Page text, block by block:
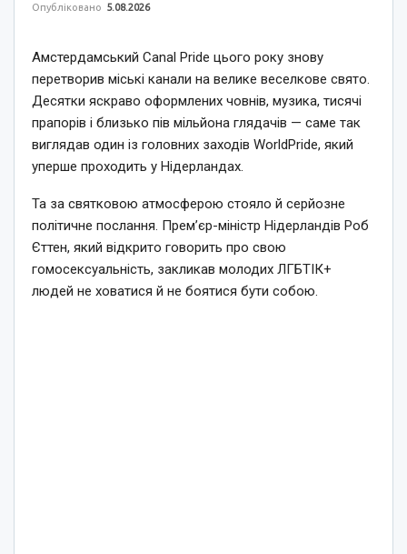
Опубліковано 5.08.2026
Амстердамський Canal Pride цього року знову
перетворив міські канали на велике веселкове свято.
Десятки яскраво оформлених човнів, музика, тисячі
прапорів і близько пів мільйона глядачів — саме так
виглядав один із головних заходів WorldPride, який
уперше проходить у Нідерландах.
Та за святковою атмосферою стояло й серйозне
політичне послання. Прем’єр-міністр Нідерландів Роб
Єттен, який відкрито говорить про свою
гомосексуальність, закликав молодих ЛГБТІК+
людей не ховатися й не боятися бути собою.